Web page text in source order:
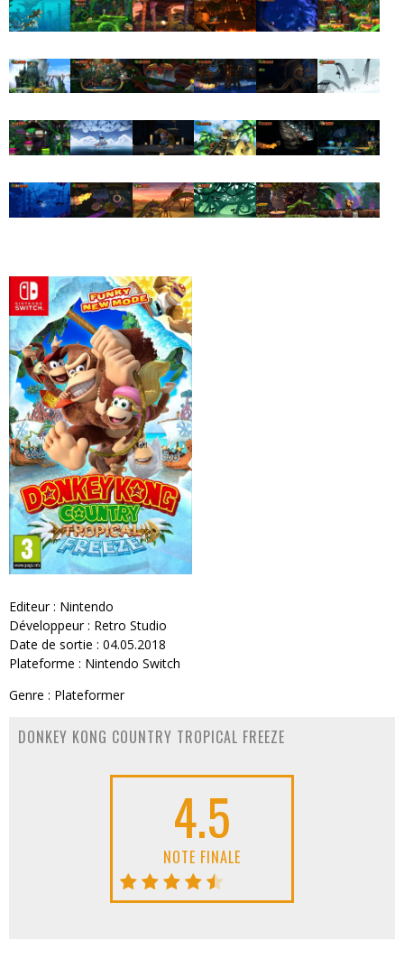
Editeur : Nintendo
Développeur : Retro Studio
Date de sortie : 04.05.2018
Plateforme : Nintendo Switch
Genre : Plateformer
DONKEY KONG COUNTRY TROPICAL FREEZE
4.5
NOTE FINALE